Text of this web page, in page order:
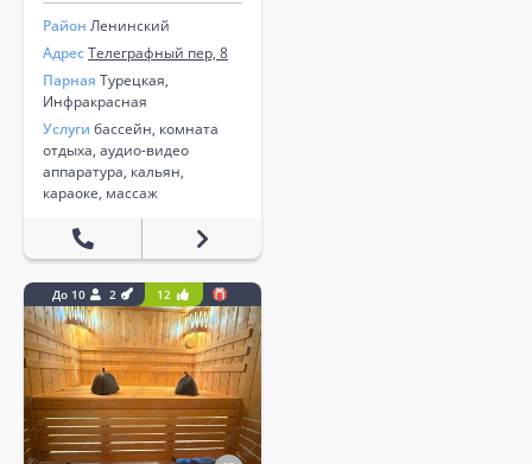
Район Ленинский
АдресТелеграфный пер, 8
Парная Турецкая,
Инфракрасная
Услуги бассейн, комната
отдыха, аудио-видео
аппаратура, кальян,
караоке, массаж
До 10 2 12